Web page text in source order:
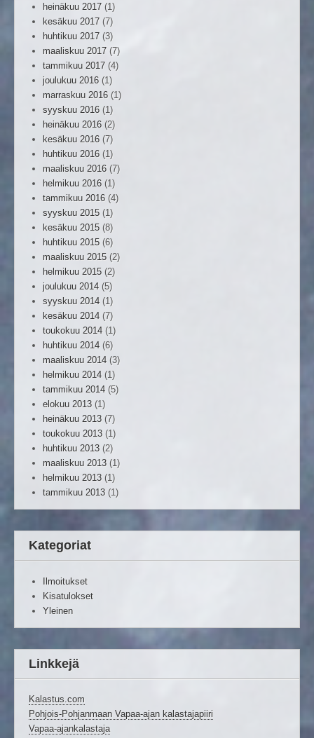
heinäkuu 2017 (1)
kesäkuu 2017 (7)
huhtikuu 2017 (3)
maaliskuu 2017 (7)
tammikuu 2017 (4)
joulukuu 2016 (1)
marraskuu 2016 (1)
syyskuu 2016 (1)
heinäkuu 2016 (2)
kesäkuu 2016 (7)
huhtikuu 2016 (1)
maaliskuu 2016 (7)
helmikuu 2016 (1)
tammikuu 2016 (4)
syyskuu 2015 (1)
kesäkuu 2015 (8)
huhtikuu 2015 (6)
maaliskuu 2015 (2)
helmikuu 2015 (2)
joulukuu 2014 (5)
syyskuu 2014 (1)
kesäkuu 2014 (7)
toukokuu 2014 (1)
huhtikuu 2014 (6)
maaliskuu 2014 (3)
helmikuu 2014 (1)
tammikuu 2014 (5)
elokuu 2013 (1)
heinäkuu 2013 (7)
toukokuu 2013 (1)
huhtikuu 2013 (2)
maaliskuu 2013 (1)
helmikuu 2013 (1)
tammikuu 2013 (1)
Kategoriat
Ilmoitukset
Kisatulokset
Yleinen
Linkkejä
Kalastus.com
Pohjois-Pohjanmaan Vapaa-ajan kalastajapiiri
Vapaa-ajankalastaja